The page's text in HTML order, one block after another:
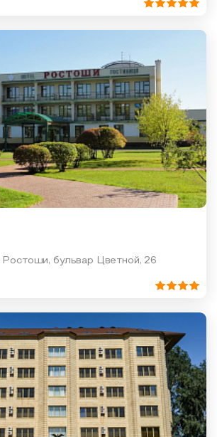
Ростоши, бульвар Цветной, 26